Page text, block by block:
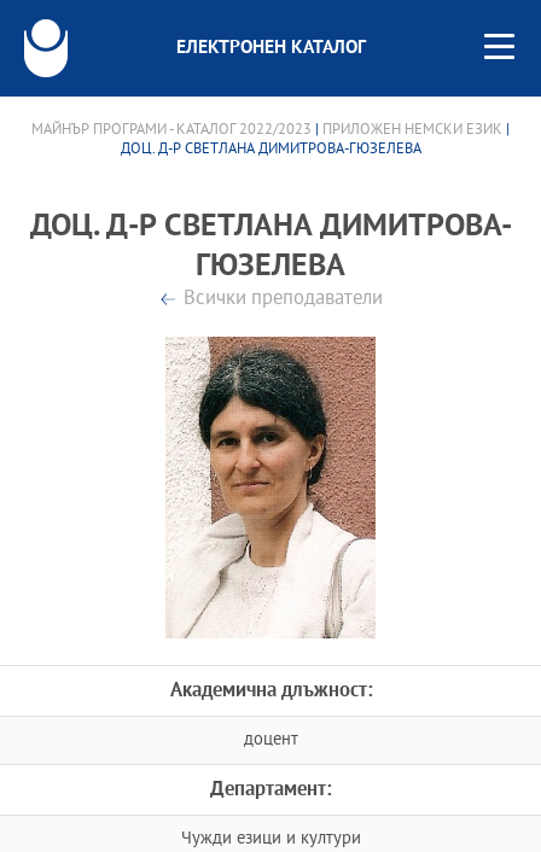
ЕЛЕКТРОНЕН КАТАЛОГ
МАЙНЪР ПРОГРАМИ - КАТАЛОГ 2022/2023 ПРИЛОЖЕН НЕМСКИ ЕЗИК
ДОЦ. Д-Р СВЕТЛАНА ДИМИТРОВА-ГЮЗЕЛЕВА
ДОЦ. Д-Р СВЕТЛАНА ДИМИТРОВА-
ГЮЗЕЛЕВА
Всички преподаватели
Академична длъжност:
доцент
Департамент:
Чужди езици и култури